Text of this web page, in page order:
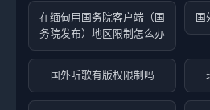
在缅甸用国务院客户端（国
务院发布）地区限制怎么办
国
国外听歌有版权限制吗